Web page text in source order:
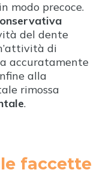
modo precoce.
del dente
di
accuratamente
alla
rimossa
.
faccette